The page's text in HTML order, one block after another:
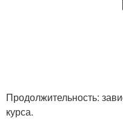
Продолжительность:
курса.